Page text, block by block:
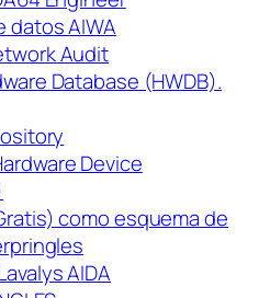
datos AIWA
Audit
Database (HWDB).
Device
como esquema de
AIDA